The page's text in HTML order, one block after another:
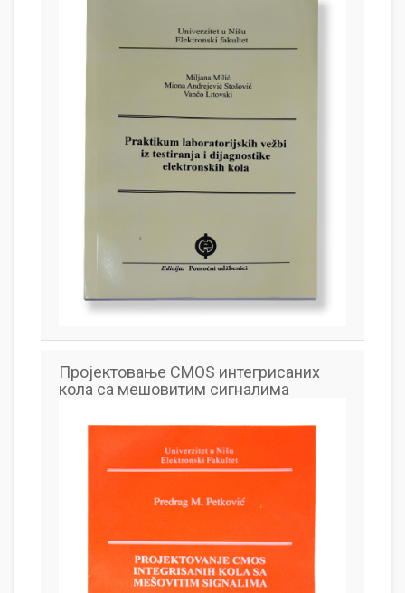
Пројектовање CMOS интегрисаних
кола са мешовитим сигналима